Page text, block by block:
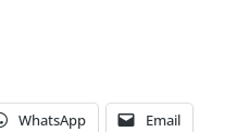
WhatsApp Email